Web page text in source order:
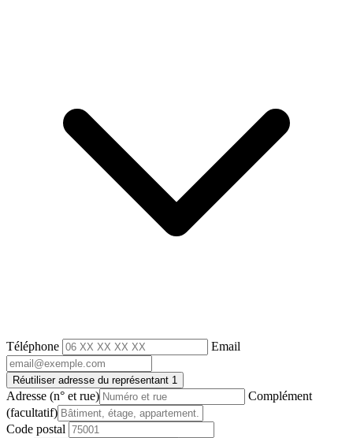
Téléphone Email
Réutiliser adresse du représentant 1
Adresse (n° et rue)
Complément
(facultatif)
Code postal